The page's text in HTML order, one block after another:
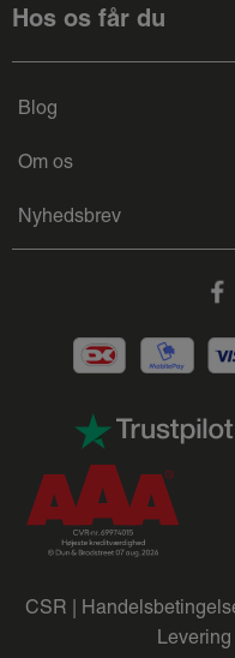
Hos os får du
Blog
Om os
Nyhedsbrev
CSR |